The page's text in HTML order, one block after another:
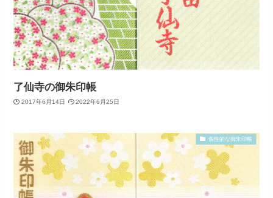
了仙寺の御朱印帳
2017年6月14日 2022年6月25日
個性的な御朱印帳